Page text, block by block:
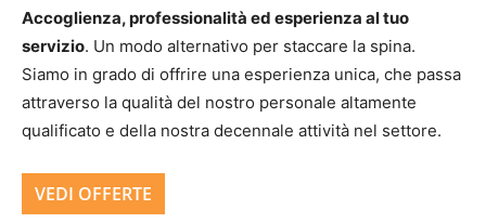
Accoglienza, professionalità ed esperienza al tuo
servizio. Un modo alternativo per staccare la spina.
Siamo in grado di offrire una esperienza unica, che passa
attraverso la qualità del nostro personale altamente
qualificato e della nostra decennale attività nel settore.
VEDI OFFERTE